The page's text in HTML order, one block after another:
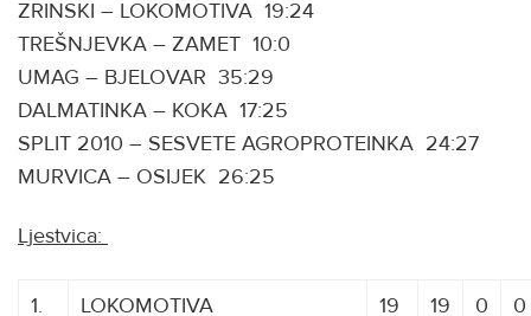
ZRINSKI – LOKOMOTIVA 19:24
TREŠNJEVKA – ZAMET 10:0
UMAG – BJELOVAR 35:29
DALMATINKA – KOKA 17:25
SPLIT 2010 – SESVETE AGROPROTEINKA 24:27
MURVICA – OSIJEK 26:25
Ljestvica:
1. LOKOMOTIVA 19 19 0
0